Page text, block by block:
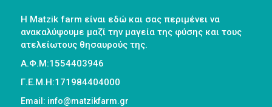
Η Matzik farm είναι εδώ και σας περιμένει να
ανακαλύψουμε μαζί την μαγεία της φύσης και τους
ατελείωτους θησαυρούς της.
Α.Φ.Μ:1554403946
Γ.Ε.Μ.Η:171984404000
Email: info@matzikfarm.gr